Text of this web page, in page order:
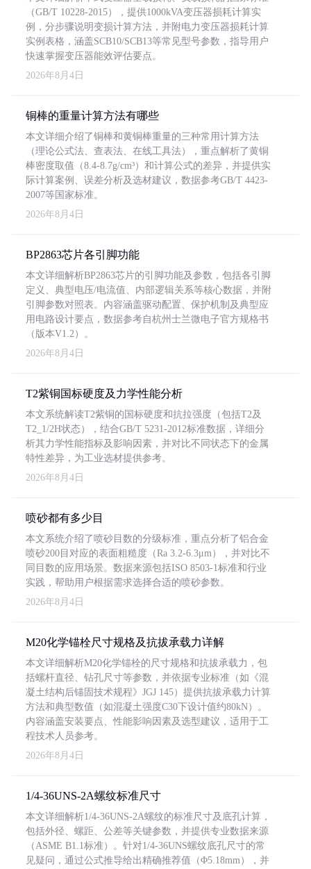
（GB/T 10228-2015），提供1000kVA变压器损耗计算实
例，分步骤说明变损计算方法，并附电力变压器损耗计算
实例表格，涵盖SCB10/SCB13等常见型号参数，指导用户
快速掌握变压器能效评估要点。
2026年8月4日
铜棒的重量计算方法有哪些
本文详细介绍了铜棒和黄铜棒重量的三种常用计算方法
（理论公式法、查表法、在线工具法），重点解析了黄铜
棒密度取值（8.4-8.7g/cm³）和计算公式的差异，并提供实
际计算案例、误差分析及选材建议，数据参考GB/T 4423-
2007等国家标准。
2026年8月4日
BP2863芯片各引脚功能
本文详细解析BP2863芯片的引脚功能及参数，包括各引脚
定义、典型电压/电流值、内部逻辑关系等核心数据，并附
引脚参数对照表。内容涵盖驱动配置、保护机制及典型应
用电路设计要点，数据参考自杭州士兰微电子官方规格书
（版本V1.2）。
2026年8月4日
T2紫铜国标硬度及力学性能分析
本文系统解读T2紫铜的国标硬度和抗拉强度（包括T2及
T2_1/2H状态），结合GB/T 5231-2012标准数据，详细分
析其力学性能指标及影响因素，并对比不同状态下的金属
特性差异，为工业选材提供参考。
2026年8月4日
喷砂都有多少目
本文系统介绍了喷砂目数的分级标准，重点分析了铝合金
喷砂200目对应的表面粗糙度（Ra 3.2-6.3μm），并对比不
同目数的应用场景。数据来源包括ISO 8503-1标准和行业
实践，帮助用户根据需求选择合适的喷砂参数。
2026年8月4日
M20化学锚栓尺寸规格及抗拔承载力详解
本文详细解析M20化学锚栓的尺寸规格和抗拔承载力，包
括螺杆直径、钻孔尺寸等参数，并依据专业标准（如《混
凝土结构后锚固技术规程》JGJ 145）提供抗拔承载力计算
方法和典型数值（如混凝土强度C30下设计值约80kN）。
内容涵盖安装要点、性能影响因素及选型建议，适用于工
程技术人员参考。
2026年8月4日
1/4-36UNS-2A螺纹标准尺寸
本文详细解析1/4-36UNS-2A螺纹的标准尺寸及底孔计算，
包括外径、螺距、公差等关键参数，并提供专业数据来源
（ASME B1.1标准）。针对1/4-36UNS螺纹底孔尺寸的常
见疑问，通过公式推导给出精确推荐值（Φ5.18mm），并